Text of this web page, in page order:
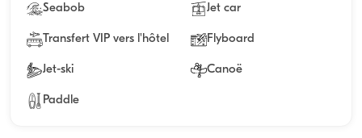
Seabob Jet car
Transfert VIP vers l'hôtel Flyboard
Jet-ski Canoë
Paddle